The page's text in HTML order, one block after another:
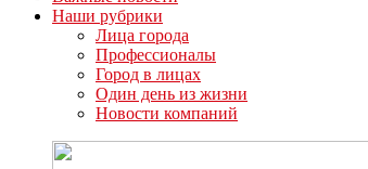
Наши рубрики
Лица города
Профессионалы
Город в лицах
Один день из жизни
Новости компаний